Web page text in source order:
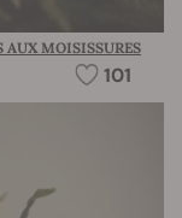
AUX MOISISSURES
101